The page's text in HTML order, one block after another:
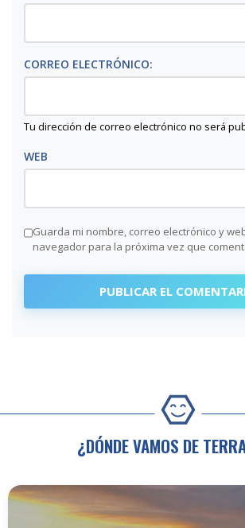
CORREO ELECTRÓNICO:
Tu dirección de correo electrónico no será
WEB
Guarda mi nombre, correo electrónico y
navegador para la próxima vez que
¿DÓNDE VAMOS DE